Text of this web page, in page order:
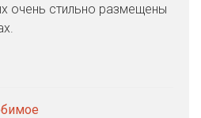
очень стильно размещены